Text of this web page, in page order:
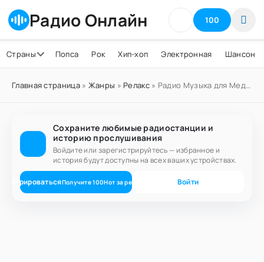
Радио Онлайн 100
Страны Попса Рок Хип-хоп Электронная Шансон
Главная страница» Жанры » Релакс» Радио Музыка для Медитации
Сохраните любимые радиостанции и
историю прослушивания
Войдите или зарегистрируйтесь — избранное и
история будут доступны на всех ваших устройствах.
Получите100Нот за регистрацию Войти